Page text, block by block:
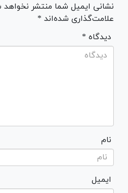
نشانی ایمیل شما منتشر
علامت‌گذاری شده‌اند *
* دیدگاه
نام
ایمیل